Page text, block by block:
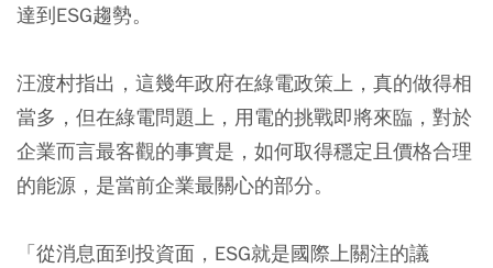
達到ESG趨勢。
汪渡村指出，這幾年政府在綠電政策上，真的做得相
當多，但在綠電問題上，用電的挑戰即將來臨，對於
企業而言最客觀的事實是，如何取得穩定且價格合理
的能源，是當前企業最關心的部分。
「從消息面到投資面，ESG就是國際上關注的議